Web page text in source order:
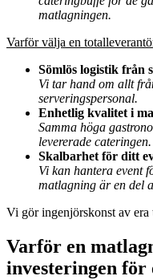
matlagningen.
Varför välja en
Sömlös logistik från
Vi tar hand om allt
serveringspersonal.
Enhetlig kvalitet i
Samma höga
levererade cateringen.
Skalbarhet för ditt
Vi kan hantera event
matlagning är en del
Vi gör ingenjörskonst av
Varför en
investeringen för